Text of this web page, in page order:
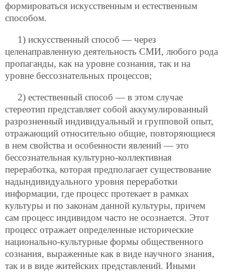
формироваться искусственным и естественным
способом.
1) искусственный способ — через
целенаправленную деятельность СМИ, любого рода
пропаганды, как на уровне сознания, так и на
уровне бессознательных процессов;
2) естественный способ — в этом случае
стереотип представляет собой аккумулированный
разрозненный индивидуальный и групповой опыт,
отражающий относительно общие, повторяющиеся
в нем свойства и особенности явлений — это
бессознательная культурно-коллективная
переработка, которая предполагает существование
надындивидуального уровня переработки
информации, где процесс протекает в рамках
культуры и по законам данной культуры, причем
сам процесс индивидом часто не осознается. Этот
процесс отражает определенные исторические
национально-культурные формы общественного
сознания, выраженные как в виде научного знания,
так и в виде житейских представлений. Иными